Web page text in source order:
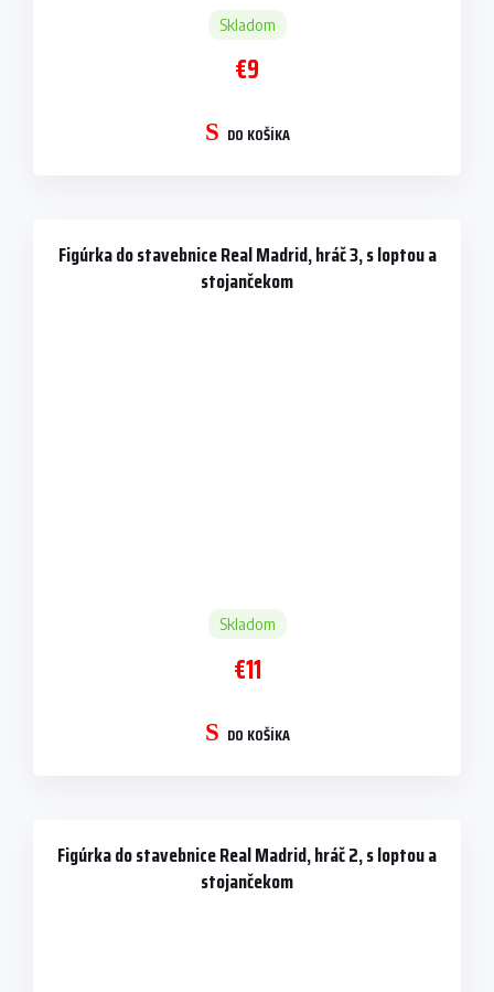
Skladom
€9
DO KOŠÍKA
Figúrka do stavebnice Real Madrid, hráč 3, s loptou a
stojančekom
Skladom
€11
DO KOŠÍKA
Figúrka do stavebnice Real Madrid, hráč 2, s loptou a
stojančekom